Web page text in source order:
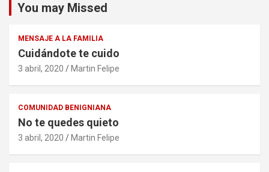
You may Missed
MENSAJE A LA FAMILIA
Cuidándote te cuido
3 abril, 2020 Martin Felipe
COMUNIDAD BENIGNIANA
No te quedes quieto
3 abril, 2020 Martin Felipe